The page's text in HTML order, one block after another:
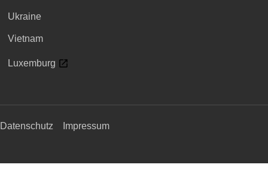
Ukraine
Vietnam
Luxemburg
Datenschutz Impressum